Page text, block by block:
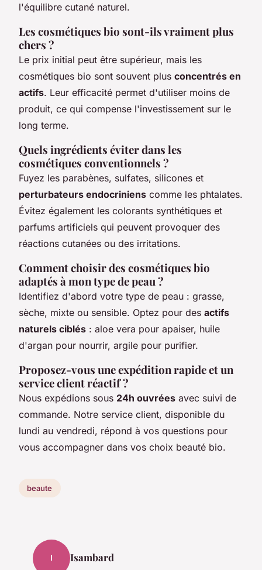
l'équilibre cutané naturel.
Les cosmétiques bio sont-ils vraiment plus
chers ?
Le prix initial peut être supérieur, mais les
cosmétiques bio sont souvent plus concentrés en
actifs. Leur efficacité permet d'utiliser moins de
produit, ce qui compense l'investissement sur le
long terme.
Quels ingrédients éviter dans les
cosmétiques conventionnels ?
Fuyez les parabènes, sulfates, silicones et
perturbateurs endocriniens comme les phtalates.
Évitez également les colorants synthétiques et
parfums artificiels qui peuvent provoquer des
réactions cutanées ou des irritations.
Comment choisir des cosmétiques bio
adaptés à mon type de peau ?
Identifiez d'abord votre type de peau : grasse,
sèche, mixte ou sensible. Optez pour des actifs
naturels ciblés : aloe vera pour apaiser, huile
d'argan pour nourrir, argile pour purifier.
Proposez-vous une expédition rapide et un
service client réactif ?
Nous expédions sous 24h ouvrées avec suivi de
commande. Notre service client, disponible du
lundi au vendredi, répond à vos questions pour
vous accompagner dans vos choix beauté bio.
beaute
I Isambard